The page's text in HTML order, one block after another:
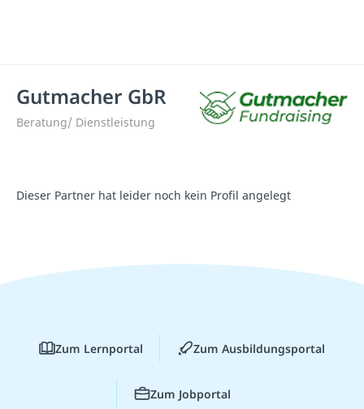
Gutmacher GbR
Beratung/ Dienstleistung
Dieser Partner hat leider noch kein Profil angelegt
Zum Lernportal Zum Ausbildungsportal
Zum Jobportal